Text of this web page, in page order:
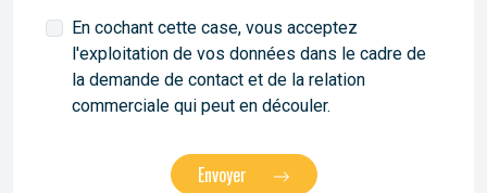
En cochant cette case, vous acceptez
l'exploitation de vos données dans le cadre de
la demande de contact et de la relation
commerciale qui peut en découler.
Envoyer